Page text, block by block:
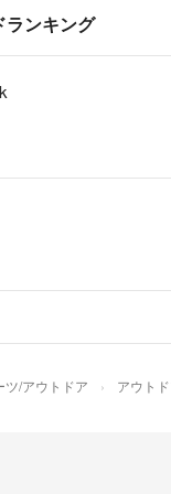
ランキング
ツ/アウトドア アウト